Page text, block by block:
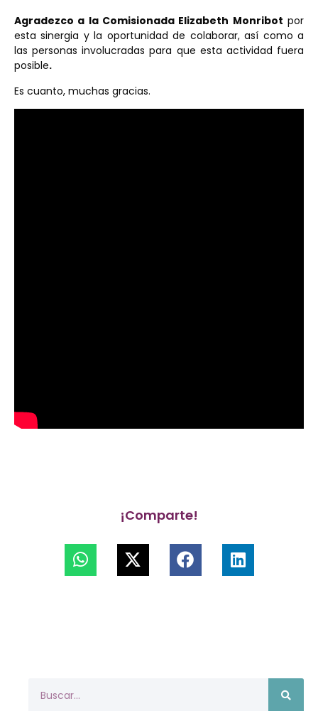
Agradezco a la Comisionada Elizabeth Monribot por
esta sinergia y la oportunidad de colaborar, así como a
las personas involucradas para que esta actividad fuera
posible.
Es cuanto, muchas gracias.
¡Comparte!